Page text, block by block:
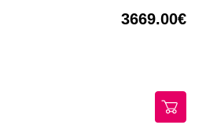
3669.00